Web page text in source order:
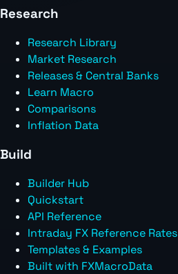
Research
Research Library
Market Research
Releases & Central Banks
Learn Macro
Comparisons
Inflation Data
Build
Builder Hub
Quickstart
API Reference
Intraday FX Reference Rates
Templates & Examples
Built with FXMacroData